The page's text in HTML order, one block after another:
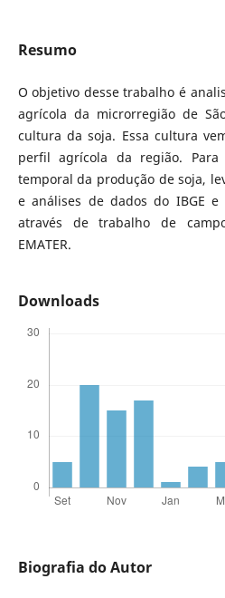
Resumo
O objetivo desse trabalho é
agrícola da microrregião de
cultura da soja. Essa cultura
perfil agrícola da região. Para
temporal da produção de soja,
e análises de dados do IBGE
através de trabalho de
EMATER.
Downloads
Biografia do Autor